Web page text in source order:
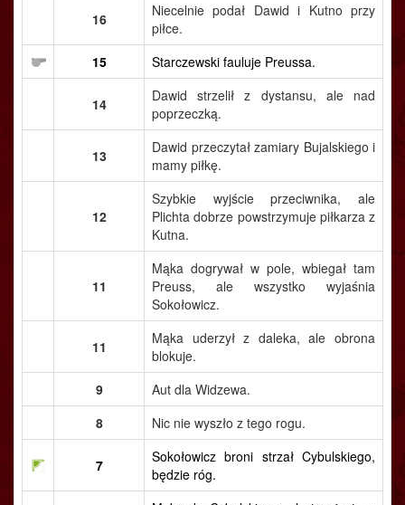
16
Niecelnie podał Dawid i Kutno przy
piłce.
15
Starczewski fauluje Preussa.
14
Dawid strzelił z dystansu, ale nad
poprzeczką.
13
Dawid przeczytał zamiary Bujalskiego i
mamy piłkę.
12
Szybkie wyjście przeciwnika, ale
Plichta dobrze powstrzymuje piłkarza z
Kutna.
11
Mąka dogrywał w pole, wbiegał tam
Preuss, ale wszystko wyjaśnia
Sokołowicz.
11
Mąka uderzył z daleka, ale obrona
blokuje.
9
Aut dla Widzewa.
8
Nic nie wyszło z tego rogu.
7
Sokołowicz broni strzał Cybulskiego,
będzie róg.